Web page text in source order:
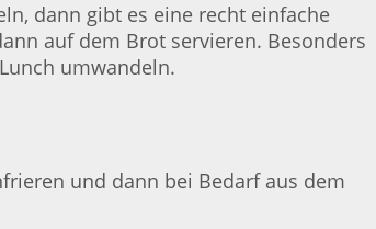
dann gibt es eine recht einfache
auf dem Brot servieren. Besonders
umwandeln.
und dann bei Bedarf aus dem